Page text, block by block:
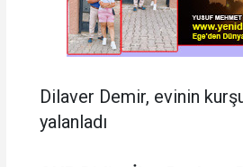
Dilaver Demir, evinin
yalanladı